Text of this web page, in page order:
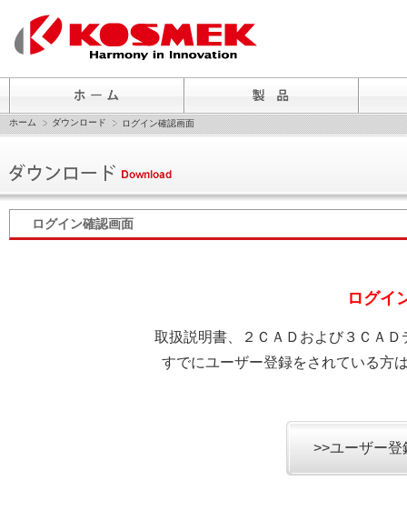
ホーム ダウンロード ログイン確認画面
ログイン確認画面
ログイ
取扱説明書、２ＣＡＤおよび３ＣＡ
すでにユーザー登録をされている方
>>ユーザー